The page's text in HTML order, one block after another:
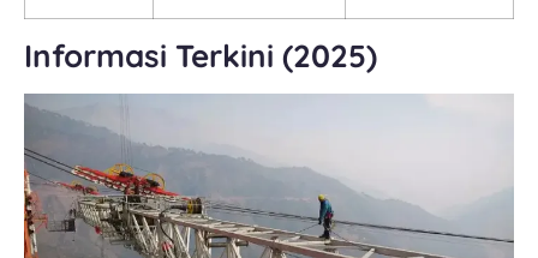
Informasi Terkini (2025)